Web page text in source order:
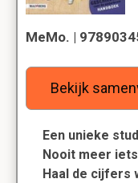
MeMo. |
Bekijk
Een unieke
Nooit meer
Haal de cijfers